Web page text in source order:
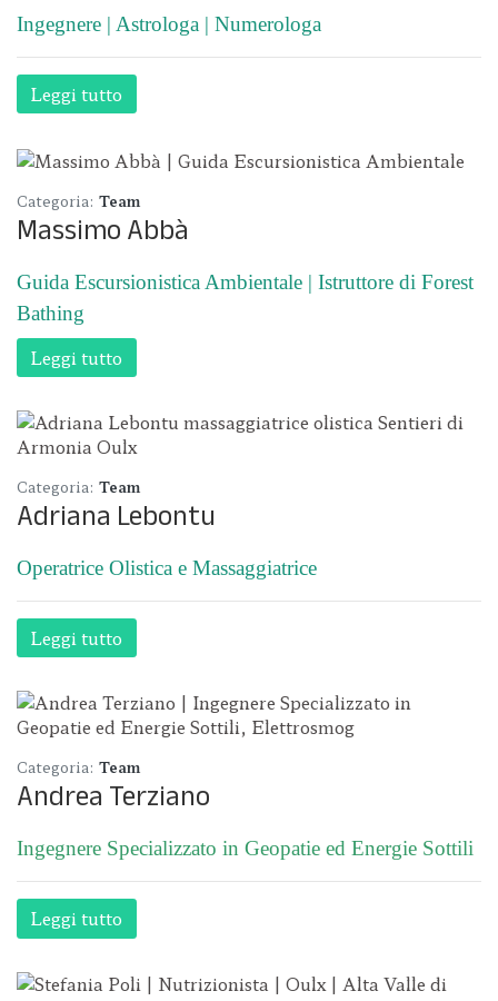
Ingegnere | Astrologa | Numerologa
Leggi tutto
Categoria: Team
Massimo Abbà
Guida Escursionistica Ambientale | Istruttore di Forest
Bathing
Leggi tutto
Categoria: Team
Adriana Lebontu
Operatrice Olistica e Massaggiatrice
Leggi tutto
Categoria: Team
Andrea Terziano
Ingegnere Specializzato in Geopatie ed Energie Sottili
Leggi tutto